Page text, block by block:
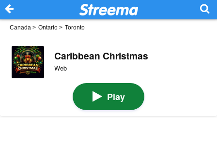
Canada > Ontario > Toronto
Caribbean Christmas
Web
Play